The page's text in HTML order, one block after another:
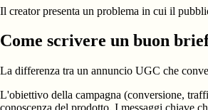
Il creator presenta un problema in cui il
Come scrivere un buon
La differenza tra un annuncio UGC che
L'obiettivo della campagna (conversione,